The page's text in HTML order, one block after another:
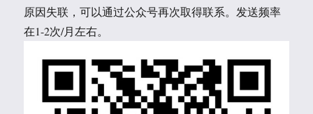
原因失联，可以通过公众号再次取得联系。发送频率
在1-2次/月左右。